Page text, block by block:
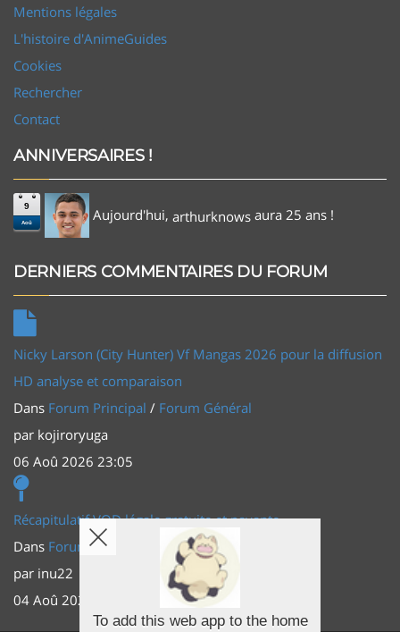
Mentions légales
L'histoire d'AnimeGuides
Cookies
Rechercher
Contact
ANNIVERSAIRES !
9
Aoû Aujourd'hui, arthurknows aura 25 ans !
DERNIERS COMMENTAIRES DU FORUM
Nicky Larson (City Hunter) Vf Mangas 2026 pour la diffusion
HD analyse et comparaison
Dans Forum Principal / Forum Général
par kojiroryuga
06 Aoû 2026 23:05
Récapitulatif VOD légale gratuite et payante
Dans Forum Principal
Actus (TV, vidéo, web)
par inu22
04 Aoû 2026 20:30
To add this web app to the home